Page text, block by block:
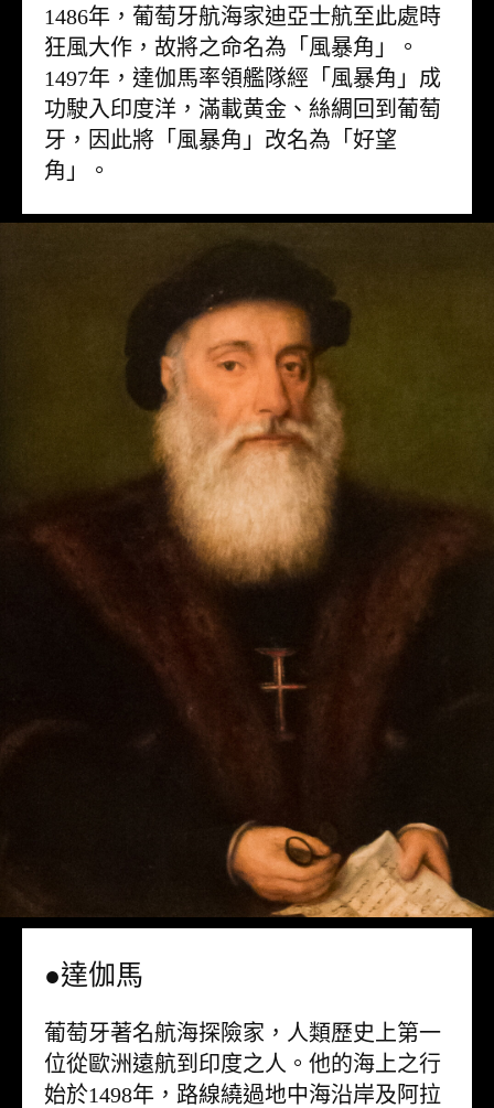
1486年，葡萄牙航海家迪亞士航至此處時
狂風大作，故將之命名為「風暴角」。
1497年，達伽馬率領艦隊經「風暴角」成
功駛入印度洋，滿載黄金、絲綢回到葡萄
牙，因此將「風暴角」改名為「好望
角」。
●達伽馬
葡萄牙著名航海探險家，人類歷史上第一
位從歐洲遠航到印度之人。他的海上之行
始於1498年，路線繞過地中海沿岸及阿拉